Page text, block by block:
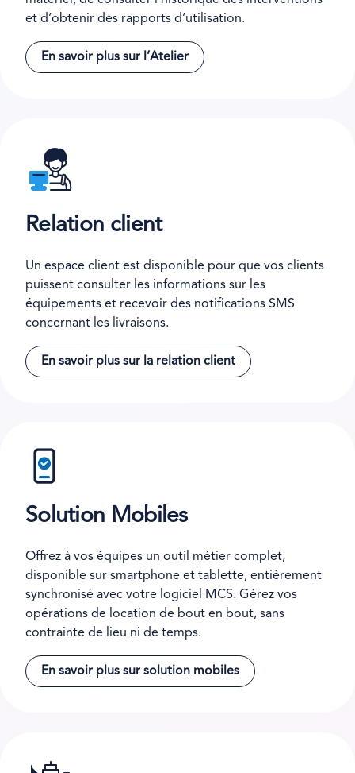
et d’obtenir des rapports d’utilisation.
En savoir plus sur l’Atelier
Relation client
Un espace client est disponible pour que vos clients
puissent consulter les informations sur les
équipements et recevoir des notifications SMS
concernant les livraisons.
En savoir plus sur la relation client
Solution Mobiles
Offrez à vos équipes un outil métier complet,
disponible sur smartphone et tablette, entièrement
synchronisé avec votre logiciel MCS. Gérez vos
opérations de location de bout en bout, sans
contrainte de lieu ni de temps.
En savoir plus sur solution mobiles